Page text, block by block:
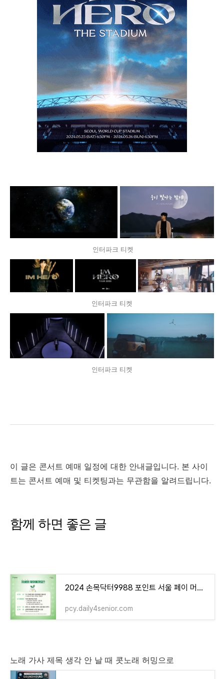
인터파크 티켓
인터파크 티켓
인터파크 티켓
이 글은 콘서트 예매 일정에 대한 안내글입니다. 본 사이
트는 콘서트 예매 및 티켓팅과는 무관함을 알려드립니다.
함께 하면 좋은 글
2024 손목닥터9988 포인트 서울 페이 머니 사용처 가맹점 및 사용방법 어디서
pcy.daily4senior.com
노래 가사 제목 생각 안 날 때 콧노래 허밍으로